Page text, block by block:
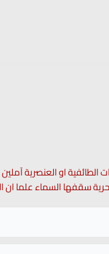
او العنصرية
حرية سقفها السماء علما